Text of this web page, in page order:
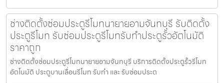
ช่างติดตั้งซ่อมประตูรีโมทนายายอามจันทบุรี รับติดตั้ง
ประตูรีโมท รับซ่อมประตูรีโมทรับทำประตูรั้วอัตโนมัติ
ราคาถูก
ช่างติดตั้งซ่อมประตูรีโมทนายายอามจันทบุรี บริการติดตั้งประตูรั้วรีโมท
อัตโนมัติ ประตูบานเลื่อนรีโมท รับทำ และ รับซ่อมประต